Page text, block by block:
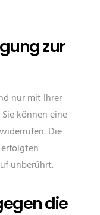
zur
nur mit Ihrer
können eine
Die
unberührt.
die